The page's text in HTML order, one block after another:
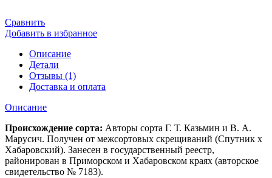
Сравнить
Добавить в избранное
Описание
Детали
Отзывы (1)
Доставка и оплата
Описание
Происхождение сорта: Авторы сорта Г. Т. Казьмин и В. А.
Марусич. Получен от межсортовых скрещиваний (Спутник х
Хабаровский). Занесен в государственный реестр,
районирован в Приморском и Хабаровском краях (авторское
свидетельство № 7183).